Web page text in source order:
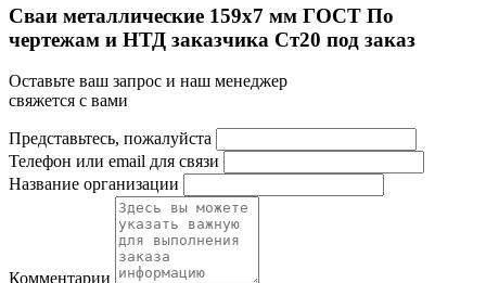
Сваи металлические 159x7 мм ГОСТ По
чертежам и НТД заказчика Ст20 под заказ
Оставьте ваш запрос и наш менеджер
свяжется с вами
Представьтесь, пожалуйста
Телефон или email для связи
Название организации
Комментарии